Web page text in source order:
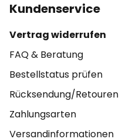
Kundenservice
Vertrag widerrufen
FAQ & Beratung
Bestellstatus prüfen
Rücksendung/Retouren
Zahlungsarten
Versandinformationen